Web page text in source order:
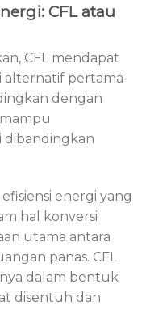
CFL atau
CFL mendapat
alternatif pertama
dengan
dibandingkan
energi yang
hal konversi
utama antara
panas. CFL
dalam bentuk
disentuh dan